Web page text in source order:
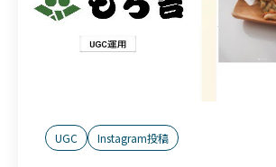
UGC Instagram投稿